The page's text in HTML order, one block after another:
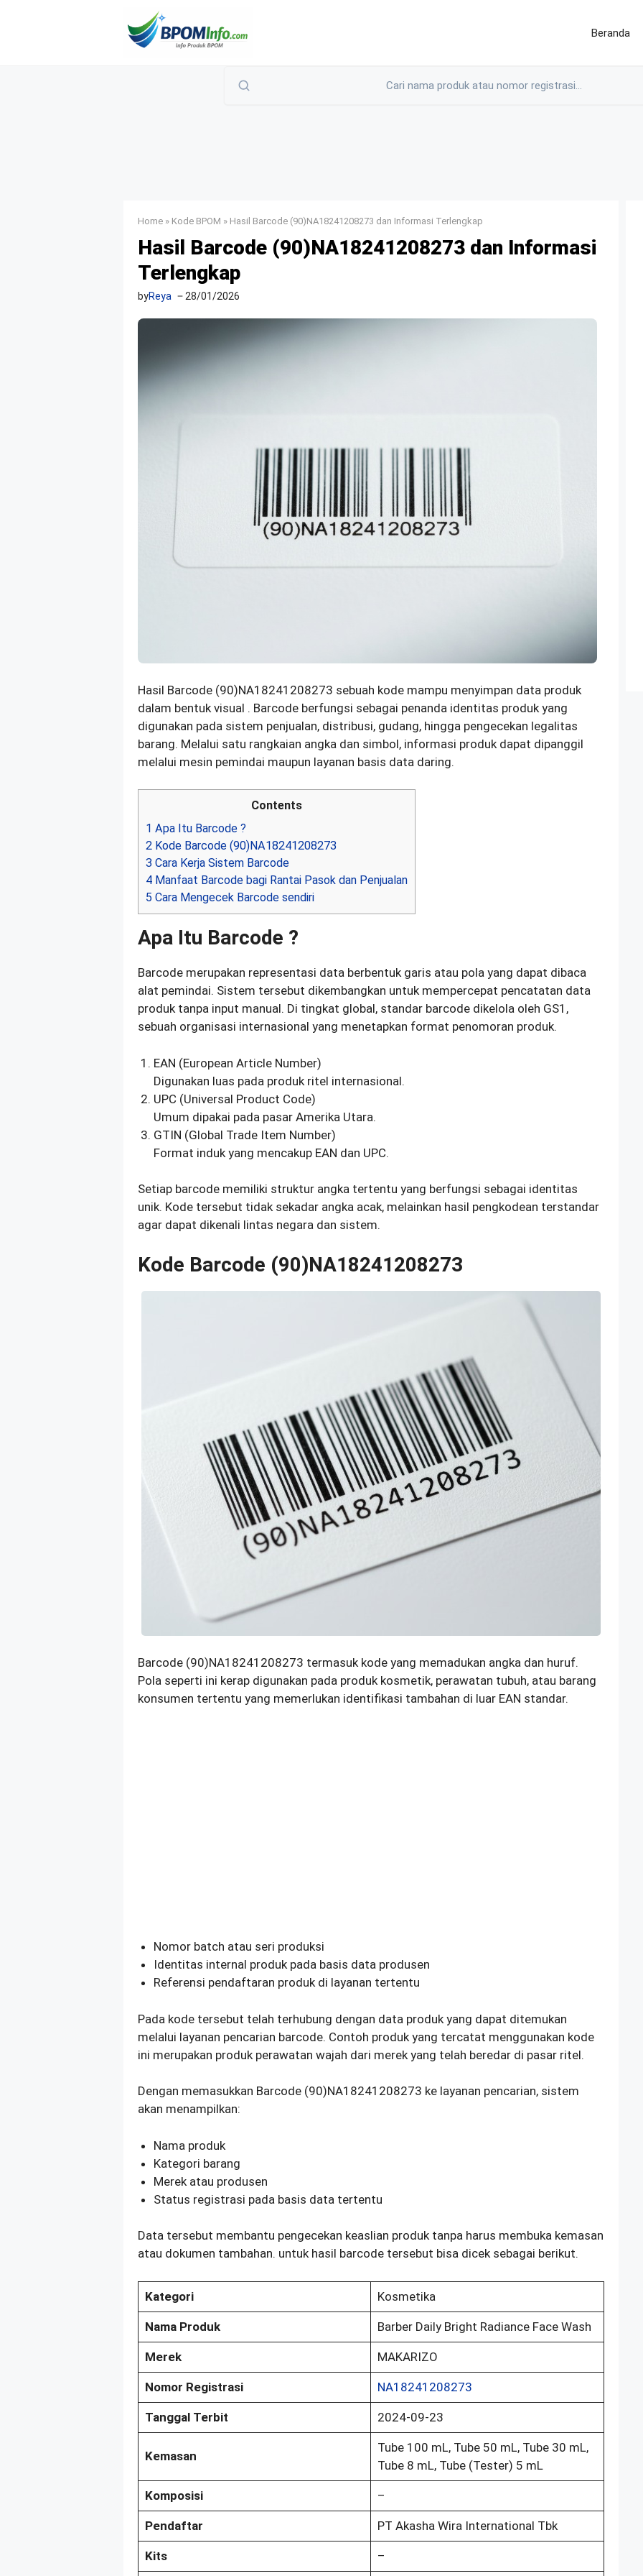
Beranda
Home » Kode BPOM » Hasil Barcode (90)NA18241208273 dan Informasi Terlengkap
Hasil Barcode (90)NA18241208273 dan Informasi
Terlengkap
byReya 28/01/2026
Hasil Barcode (90)NA18241208273 sebuah kode mampu menyimpan data produk
dalam bentuk visual . Barcode berfungsi sebagai penanda identitas produk yang
digunakan pada sistem penjualan, distribusi, gudang, hingga pengecekan legalitas
barang. Melalui satu rangkaian angka dan simbol, informasi produk dapat dipanggil
melalui mesin pemindai maupun layanan basis data daring.
Contents
1 Apa Itu Barcode ?
2 Kode Barcode (90)NA18241208273
3 Cara Kerja Sistem Barcode
4 Manfaat Barcode bagi Rantai Pasok dan Penjualan
5 Cara Mengecek Barcode sendiri
Apa Itu Barcode ?
Barcode merupakan representasi data berbentuk garis atau pola yang dapat dibaca
alat pemindai. Sistem tersebut dikembangkan untuk mempercepat pencatatan data
produk tanpa input manual. Di tingkat global, standar barcode dikelola oleh GS1,
sebuah organisasi internasional yang menetapkan format penomoran produk.
EAN (European Article Number)
Digunakan luas pada produk ritel internasional.
UPC (Universal Product Code)
Umum dipakai pada pasar Amerika Utara.
GTIN (Global Trade Item Number)
Format induk yang mencakup EAN dan UPC.
Setiap barcode memiliki struktur angka tertentu yang berfungsi sebagai identitas
unik. Kode tersebut tidak sekadar angka acak, melainkan hasil pengkodean terstandar
agar dapat dikenali lintas negara dan sistem.
Kode Barcode (90)NA18241208273
Barcode (90)NA18241208273 termasuk kode yang memadukan angka dan huruf.
Pola seperti ini kerap digunakan pada produk kosmetik, perawatan tubuh, atau barang
konsumen tertentu yang memerlukan identifikasi tambahan di luar EAN standar.
Nomor batch atau seri produksi
Identitas internal produk pada basis data produsen
Referensi pendaftaran produk di layanan tertentu
Pada kode tersebut telah terhubung dengan data produk yang dapat ditemukan
melalui layanan pencarian barcode. Contoh produk yang tercatat menggunakan kode
ini merupakan produk perawatan wajah dari merek yang telah beredar di pasar ritel.
Dengan memasukkan Barcode (90)NA18241208273 ke layanan pencarian, sistem
akan menampilkan:
Nama produk
Kategori barang
Merek atau produsen
Status registrasi pada basis data tertentu
Data tersebut membantu pengecekan keaslian produk tanpa harus membuka kemasan
atau dokumen tambahan. untuk hasil barcode tersebut bisa dicek sebagai berikut.
Kategori Kosmetika
Nama Produk Barber Daily Bright Radiance Face Wash
Merek MAKARIZO
Nomor Registrasi NA18241208273
Tanggal Terbit 2024-09-23
Kemasan
Tube 100 mL, Tube 50 mL, Tube 30 mL,
Tube 8 mL, Tube (Tester) 5 mL
Komposisi –
Pendaftar PT Akasha Wira International Tbk
Kits –